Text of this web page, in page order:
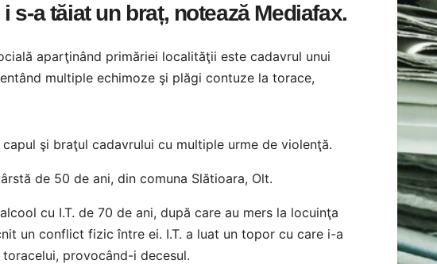
s-a tăiat un braț, notează Mediafax.
aparţinând primăriei localităţii este cadavrul unui
multiple echimoze şi plăgi contuze la torace,
şi braţul cadavrului cu multiple urme de violenţă.
de 50 de ani, din comuna Slătioara, Olt.
cu I.T. de 70 de ani, după care au mers la locuinţa
un conflict fizic între ei. I.T. a luat un topor cu care i-a
provocând-i decesul.